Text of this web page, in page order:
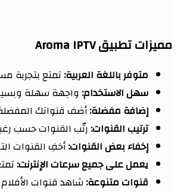
مميزات تطبيق Aroma IPTV
متوفر باللغة العربية:تمتع بتجربة
سهل الاستخدام: واجهة سهلة
إضافة مفضلة:أضف قنواتك
ترتيب القنوات: رتّب القنوات حسب
إخفاء بعض القنوات:أخفِ القنوات
يعمل على جميع سرعات الإنترنت:
قنوات متنوعة: شاهد قنوات الأفلام